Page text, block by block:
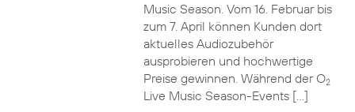
Music Season. Vom 16. Februar bis
zum 7. April können Kunden dort
aktuelles Audiozubehör
ausprobieren und hochwertige
Preise gewinnen. Während der O2
Live Music Season-Events […]